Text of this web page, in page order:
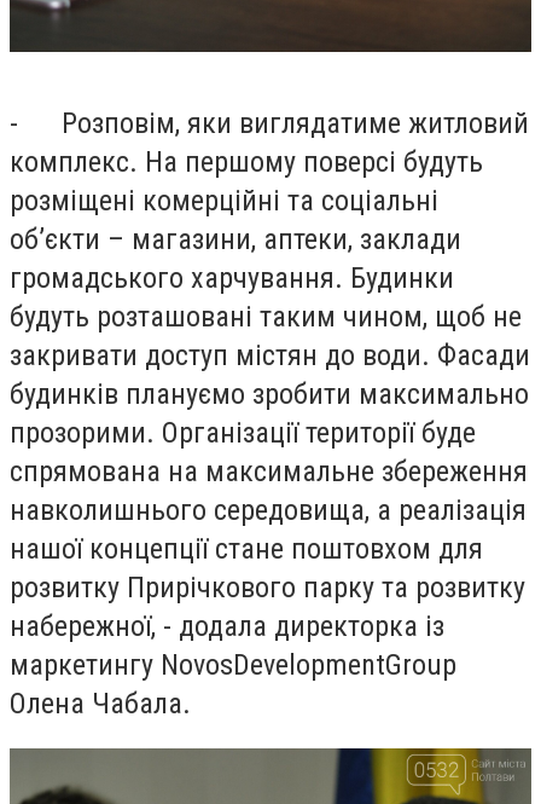
- Розповім, яки виглядатиме житловий
комплекс. На першому поверсі будуть
розміщені комерційні та соціальні
об’єкти – магазини, аптеки, заклади
громадського харчування. Будинки
будуть розташовані таким чином, щоб не
закривати доступ містян до води. Фасади
будинків плануємо зробити максимально
прозорими. Організації території буде
спрямована на максимальне збереження
навколишнього середовища, а реалізація
нашої концепції стане поштовхом для
розвитку Прирічкового парку та розвитку
набережної, - додала директорка із
маркетингу NovosDevelopmentGroup
Олена Чабала.